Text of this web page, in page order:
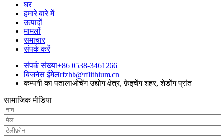
घर
हमारे बारे में
उत्पादों
मामलों
समाचार
संपर्क करें
संपर्क संख्या+86 0538-3461266
बिजनेस ईमेलrfzhb@rflithium.cn
कम्पनी का पतालाओचेंग उद्योग क्षेत्र, फ़ेइचेंग शहर, शेडोंग प्रांत
सामाजिक मीडिया